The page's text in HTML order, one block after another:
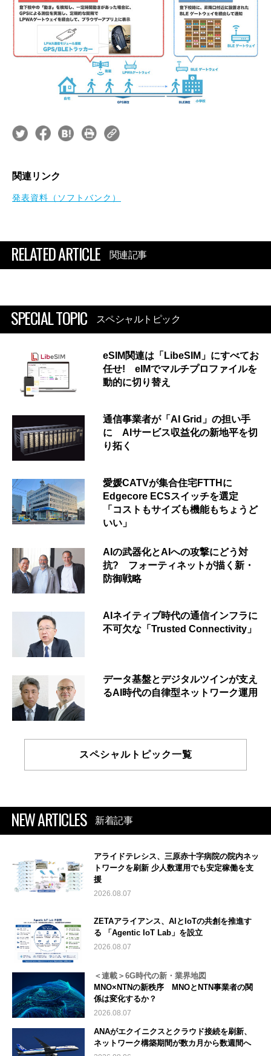
関連リンク
発表資料（ソフトバンク）
RELATED ARTICLE 関連記事
SPECIAL TOPIC スペシャルトピック
eSIM関連は「LibeSIM」にすべてお
任せ! eIMでマルチプロファイルを
動的に切り替え
通信事業者が「AI Grid」の担い手
に AIサービス収益化の新地平を切
り拓く
愛媛CATVが集合住宅FTTHに
Edgecore ECSスイッチを選定
「コストもサイズも機能もちょうど
いい」
AIの武器化とAIへの攻撃にどう対
抗? フォーティネットが描く新・
防御戦略
AIネイティブ時代の通信インフラに
不可欠な「Trusted Connectivity」
データ基盤とデジタルツインが支え
るAI時代の自律型ネットワーク運用
スペシャルトピック一覧
NEW ARTICLES 新着記事
アライドテレシス、三原赤十字病院の院内ネッ
トワークを刷新 少人数運用でも安定稼働を支
援
2026.08.07
ZETAアライアンス、AIとIoTの共創を推進す
る 「Agentic IoT Lab」を設立
2026.08.07
＜連載＞6G時代の新・業界地図
MNO×NTNの新秩序 MNOとNTN事業者の関
係は変化するか？
2026.08.07
ANAがエクイニクスとクラウド接続を刷新、
ネットワーク構築期間が数カ月から数週間へ